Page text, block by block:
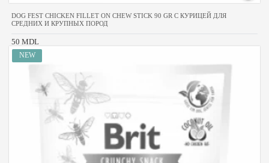
DOG FEST CHICKEN FILLET ON CHEW STICK 90 GR С КУРИЦЕЙ ДЛЯ
СРЕДНИХ И КРУПНЫХ ПОРОД
50 MDL